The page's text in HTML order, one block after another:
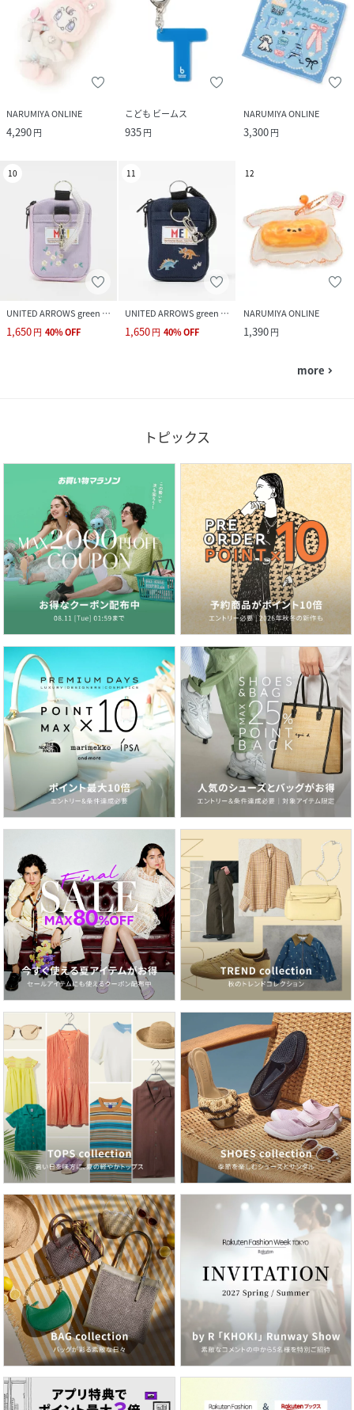
NARUMIYA ONLINE
4,290円
こども ビームス
935円
NARUMIYA ONLINE
3,300円
10
UNITED ARROWS green label relaxing
1,650円 40%OFF
11
UNITED ARROWS green label relaxing
1,650円 40%OFF
12
NARUMIYA ONLINE
1,390円
more navigate_next
トピックス